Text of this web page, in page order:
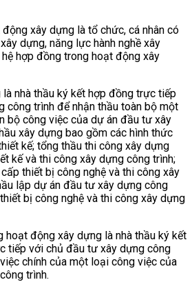
xây dựng là tổ chức, cá nhân có
dựng, năng lực hành nghề xây
hợp đồng trong hoạt động xây
nhà thầu ký kết hợp đồng trực tiếp
công trình để nhận thầu toàn bộ một
bộ công việc của dự án đầu tư xây
xây dựng bao gồm các hình thức
kế; tổng thầu thi công xây dựng
kế và thi công xây dựng công trình;
thiết bị công nghệ và thi công xây
lập dự án đầu tư xây dựng công
bị công nghệ và thi công xây dựng
hoạt động xây dựng là nhà thầu ký kết
tiếp với chủ đầu tư xây dựng công
chính của một loại công việc của
trình.